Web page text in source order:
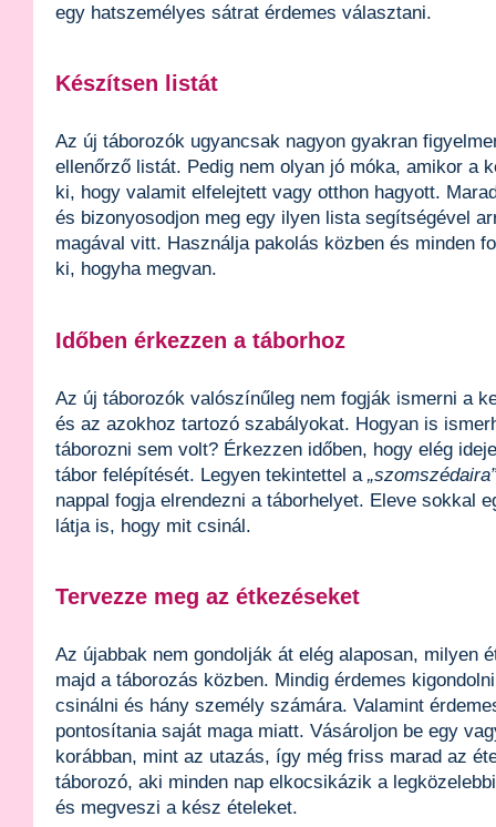
egy hatszemélyes sátrat érdemes választani.
Készítsen listát
Az új táborozók ugyancsak nagyon gyakran
ellenőrző listát. Pedig nem olyan jó móka, amikor a
ki, hogy valamit elfelejtett vagy otthon hagyott.
és bizonyosodjon meg egy ilyen lista segítségével
magával vitt. Használja pakolás közben és minden
ki, hogyha megvan.
Időben érkezzen a táborhoz
Az új táborozók valószínűleg nem fogják ismerni a
és az azokhoz tartozó szabályokat. Hogyan is
táborozni sem volt? Érkezzen időben, hogy elég
tábor felépítését. Legyen tekintettel a „szomszédaira”
nappal fogja elrendezni a táborhelyet. Eleve sokkal
látja is, hogy mit csinál.
Tervezze meg az étkezéseket
Az újabbak nem gondolják át elég alaposan, milyen
majd a táborozás közben. Mindig érdemes
csinálni és hány személy számára. Valamint
pontosítania saját maga miatt. Vásároljon be egy
korábban, mint az utazás, így még friss marad az
táborozó, aki minden nap elkocsikázik a
és megveszi a kész ételeket.